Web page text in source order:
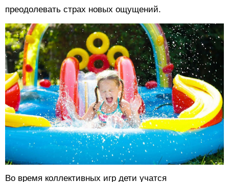
преодолевать страх новых ощущений.
Во время коллективных игр дети учатся